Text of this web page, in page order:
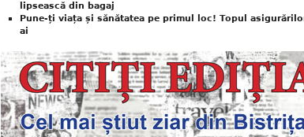
lipsească din bagaj
Pune-ți viața și sănătatea pe primul loc! Topul
ai